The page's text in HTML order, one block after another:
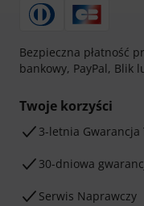
Bezpieczna płatność
bankowy, PayPal, Blik
Twoje korzyści
3-letnia Gwarancja
30-dniowa
Serwis Naprawczy